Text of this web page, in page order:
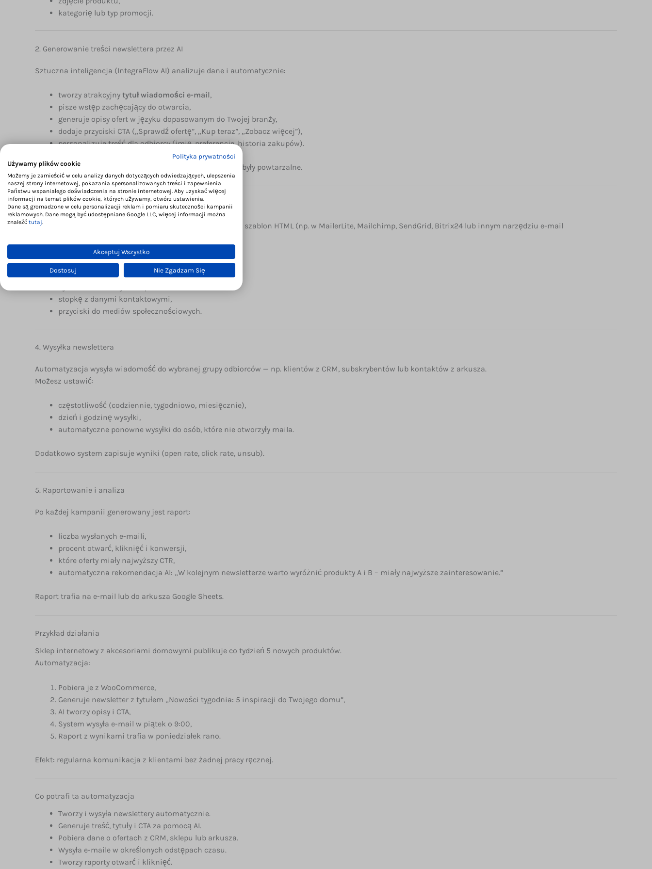
kategorię lub typ promocji.
2. Generowanie treści newslettera przez AI
Sztuczna inteligencja (IntegraFlow AI) analizuje dane i automatycznie:
tworzy atrakcyjny tytuł wiadomości e-mail,
pisze wstęp zachęcający do otwarcia,
generuje opisy ofert w języku dopasowanym do Twojej branży,
dodaje przyciski CTA („Sprawdź ofertę”, „Kup teraz”, „Zobacz więcej”),
personalizuje treść dla odbiorcy (imię, preferencje, historia zakupów).
Każdy newsletter ma inny styl — AI dba, by wiadomości nie były powtarzalne.
3. Budowa szablonu e-maila
System automatycznie łączy treść i grafiki w profesjonalny szablon HTML (np. w MailerLite, Mailchimp, SendGrid, Bitrix24 lub innym narzędziu e-mail
Każdy newsletter zawiera:
logo Twojej firmy,
stopkę z danymi kontaktowymi,
przyciski do mediów społecznościowych.
4. Wysyłka newslettera
Automatyzacja wysyła wiadomość do wybranej grupy odbiorców — np. klientów z CRM, subskrybentów lub kontaktów z arkusza.
Możesz ustawić:
częstotliwość (codziennie, tygodniowo, miesięcznie),
dzień i godzinę wysyłki,
automatyczne ponowne wysyłki do osób, które nie otworzyły maila.
Dodatkowo system zapisuje wyniki (open rate, click rate, unsub).
5. Raportowanie i analiza
Po każdej kampanii generowany jest raport:
liczba wysłanych e-maili,
procent otwarć, kliknięć i konwersji,
które oferty miały najwyższy CTR,
automatyczna rekomendacja AI: „W kolejnym newsletterze warto wyróżnić produkty A i B – miały najwyższe zainteresowanie.”
Raport trafia na e-mail lub do arkusza Google Sheets.
Przykład działania
Sklep internetowy z akcesoriami domowymi publikuje co tydzień 5 nowych produktów.
Automatyzacja:
Pobiera je z WooCommerce,
Generuje newsletter z tytułem „Nowości tygodnia: 5 inspiracji do Twojego domu”,
AI tworzy opisy i CTA,
System wysyła e-mail w piątek o 9:00,
Raport z wynikami trafia w poniedziałek rano.
Efekt: regularna komunikacja z klientami bez żadnej pracy ręcznej.
Co potrafi ta automatyzacja
Tworzy i wysyła newslettery automatycznie.
Generuje treść, tytuły i CTA za pomocą AI.
Pobiera dane o ofertach z CRM, sklepu lub arkusza.
Wysyła e-maile w określonych odstępach czasu.
Tworzy raporty otwarć i kliknięć.
Polityka prywatności
Używamy plików cookie
Możemy je zamieścić w celu analizy danych dotyczących odwiedzających, ulepszenia
naszej strony internetowej, pokazania spersonalizowanych treści i zapewnienia
Państwu wspaniałego doświadczenia na stronie internetowej. Aby uzyskać więcej
informacji na temat plików cookie, których używamy, otwórz ustawienia.
Dane są gromadzone w celu personalizacji reklam i pomiaru skuteczności kampanii
reklamowych. Dane mogą być udostępniane Google LLC, więcej informacji można
znaleźć tutaj.
Akceptuj Wszystko
Dostosuj Nie Zgadzam Się